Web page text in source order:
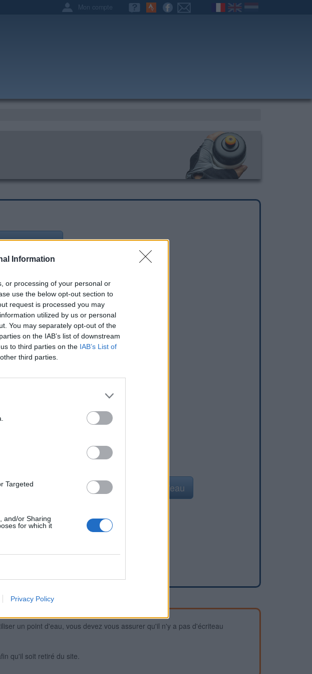
Information
or processing of your personal or
use the below opt-out section to
request is processed you may
utilized by us or personal
You may separately opt-out of the
on the IAB’s list of downstream
to third parties on the IAB’s List of
third parties.
Targeted
and/or Sharing
for which it
Privacy Policy
Mon compte
la carte
une erreur Ajouter un point d'eau
un point d'eau, vous devez vous assurer qu'il n'y a pas d'écriteau
qu'il soit retiré du site.